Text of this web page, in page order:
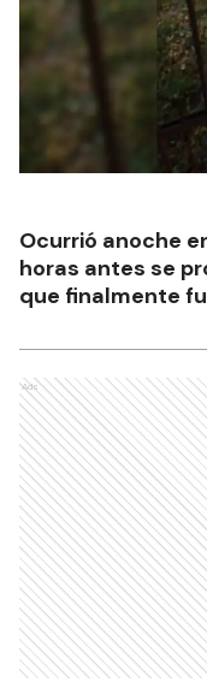
Ocurrió anoche
horas antes se
que finalmente
Ads